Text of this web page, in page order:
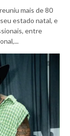
mais de 80
estado natal, e
entre